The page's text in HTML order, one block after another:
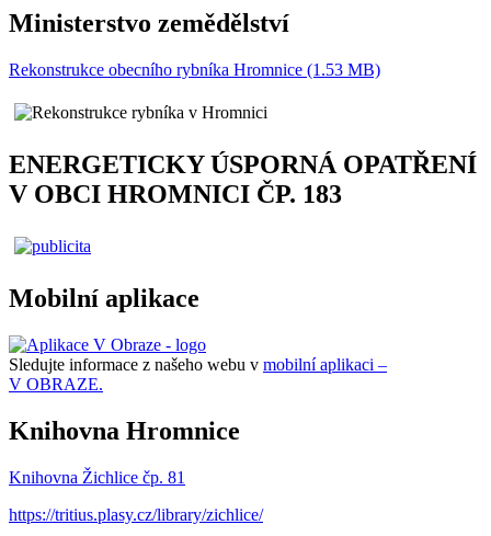
Ministerstvo zemědělství
Rekonstrukce obecního rybníka Hromnice (1.53 MB)
ENERGETICKY ÚSPORNÁ OPATŘENÍ
V OBCI HROMNICI ČP. 183
Mobilní aplikace
Sledujte informace z našeho webu v mobilní aplikaci –
V OBRAZE.
Knihovna Hromnice
Knihovna Žichlice čp. 81
https://tritius.plasy.cz/library/zichlice/